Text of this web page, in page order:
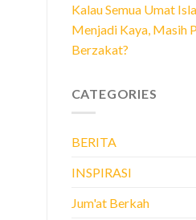
Kalau Semua Umat
Menjadi Kaya, Masih
Berzakat?
CATEGORIES
BERITA
INSPIRASI
Jum'at Berkah